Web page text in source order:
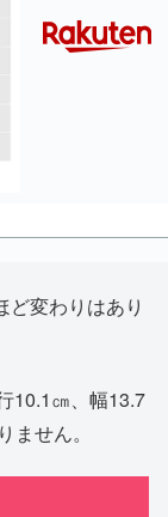
変わりはあり
10.1㎝、幅13.7
せん。